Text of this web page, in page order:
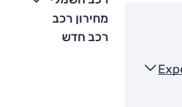
מחירון רכב
רכב חדש